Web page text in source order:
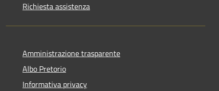
Richiesta assistenza
Amministrazione trasparente
Albo Pretorio
Informativa privacy